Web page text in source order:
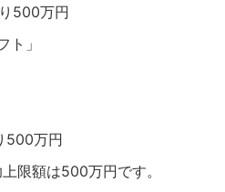
万円
」
万円
限額は500万円です。